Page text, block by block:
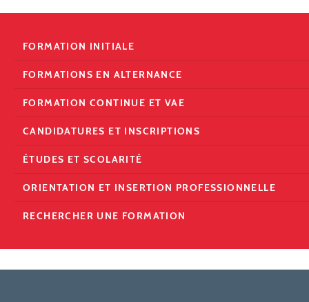
FORMATION INITIALE
FORMATIONS EN ALTERNANCE
FORMATION CONTINUE ET VAE
CANDIDATURES ET INSCRIPTIONS
ÉTUDES ET SCOLARITÉ
ORIENTATION ET INSERTION PROFESSIONNELLE
RECHERCHER UNE FORMATION